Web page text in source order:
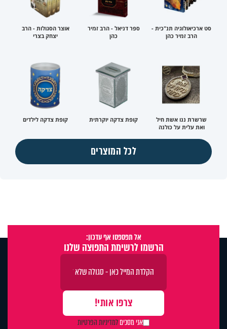
סט ארכיאולוגיה תנ"כית -
הרב זמיר כהן
ספר דניאל - הרב זמיר
כהן
אוצר הסגולות - הרב
יצחק בצרי
שרשרת ננו אשת חיל
ואת עלית על כולנה
קופת צדקה יוקרתית קופת צדקה לילדים
לכל המוצרים
אל תפספסו אף עדכון:
הרשמו לרשימת התפוצה שלנו
אני מסכיםלמדיניות הפרטיות